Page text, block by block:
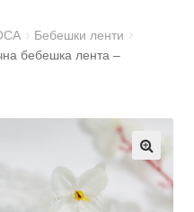
Бебешки ленти
бебешка лента –